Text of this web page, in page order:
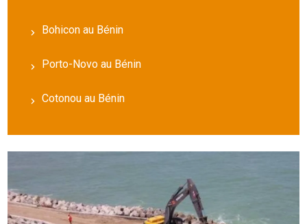
Bohicon au Bénin
Porto-Novo au Bénin
Cotonou au Bénin